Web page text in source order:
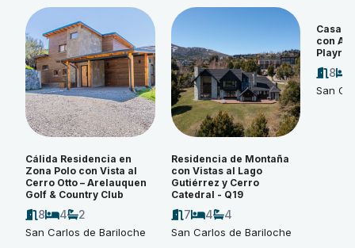
Cálida Residencia en
Zona Polo con Vista al
Cerro Otto – Arelauquen
Golf & Country Club
8 4 2
San Carlos de Bariloche
Residencia de Montaña
con Vistas al Lago
Gutiérrez y Cerro
Catedral - Q19
7 4 4
San Carlos de Bariloche
Casa
con
8
San